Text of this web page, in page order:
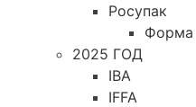
Росупак
Форма
2025 ГОД
IBA
IFFA